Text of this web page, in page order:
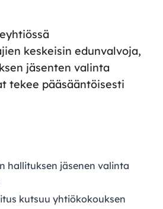
keskeisin edunvalvoja,
jäsenten valinta
tekee pääsääntöisesti
hallituksen jäsenen valinta
kutsuu yhtiökokouksen